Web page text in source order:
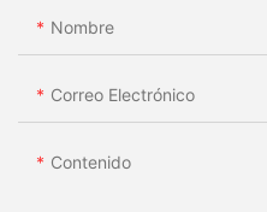
Nombre
Correo Electrónico
Contenido